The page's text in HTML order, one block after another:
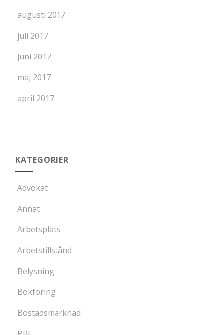
augusti 2017
juli 2017
juni 2017
maj 2017
april 2017
KATEGORIER
Advokat
Annat
Arbetsplats
Arbetstillstånd
Belysning
Bokföring
Bostadsmarknad